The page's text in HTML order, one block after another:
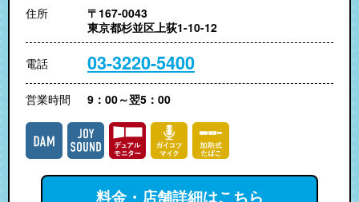
住所
〒167-0043
東京都杉並区上荻1-10-12
電話 03-3220-5400
営業時間 9：00～翌5：00
料金・店舗詳細はこちら